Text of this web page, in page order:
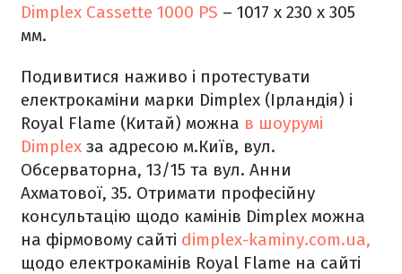
Dimplex Cassette 1000 PS – 1017 x 230 x 305
мм.
Подивитися наживо і протестувати
електрокаміни марки Dimplex (Ірландія) і
Royal Flame (Китай) можна в шоурумі
Dimplex за адресою м.Київ, вул.
Обсерваторна, 13/15 та вул. Анни
Ахматової, 35. Отримати професійну
консультацію щодо камінів Dimplex можна
на фірмовому сайті dimplex-kaminy.com.ua,
щодо електрокамінів Royal Flame на сайті